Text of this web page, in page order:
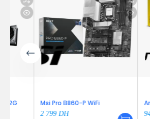
Msi Pro B860-P WiFi
DH
Antec
949 DH